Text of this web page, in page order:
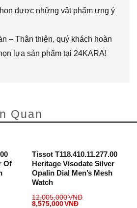
được những vật phẩm ưng ý
– Thân thiện, quý khách hoàn
lựa sản phẩm tại 24KARA!
Quan
Of
Tissot T118.410.11.277.00
Heritage Visodate Silver
Opalin Dial Men’s Mesh
Watch
12,005,000VNĐ
8,575,000VNĐ